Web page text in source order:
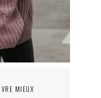
MIEUX